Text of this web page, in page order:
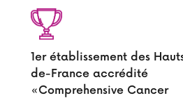
1er établissement des
de-France accrédité
«Comprehensive Cancer